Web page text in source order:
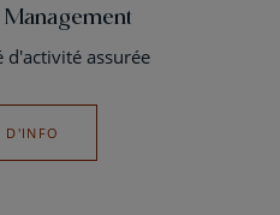
assurée
D'INFO